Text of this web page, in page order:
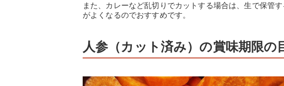
また、カレーなど乱切りでカットする場合は、生で保管
がよくなるのでおすすめです。
人参（カット済み）の賞味期限の